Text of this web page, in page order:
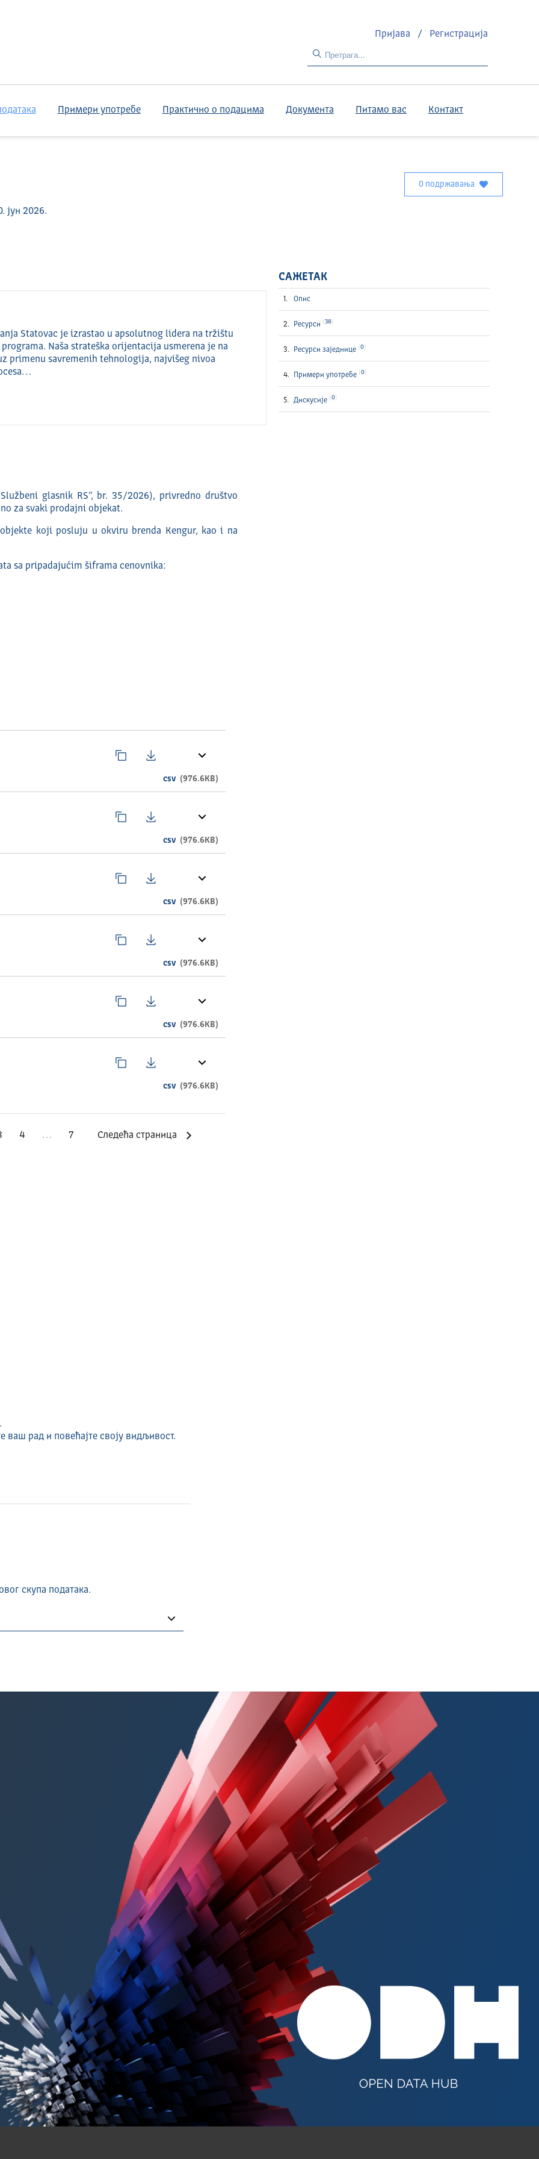
Пријава / Регистрација
Примери употребе Практично о подацима Документа Питамо вас Контакт
јун 2026.
0 подржавања
Statovac je izrastao u apsolutnog lidera na tržištu
Naša strateška orijentacija usmerena je na
primenu savremenih tehnologija, najvišeg nivoa
glasnik RS“, br. 35/2026), privredno društvo
za svaki prodajni objekat.
koji posluju u okviru brenda Kengur, kao i na
sa pripadajućim šiframa cenovnika:
Šabac
csv (976.6KB)
csv (976.6KB)
csv (976.6KB)
csv (976.6KB)
csv (976.6KB)
csv (976.6KB)
4 … 7 Следећа страница
ваш рад и повећајте своју видљивост.
скупа података.
САЖЕТАК
Опис
Ресурси 38
Ресурси заједнице 0
Примери употребе 0
Дискусије 0